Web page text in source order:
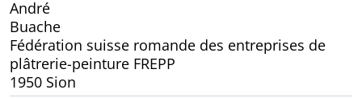
André
Buache
Fédération suisse romande des entreprises de
plâtrerie-peinture FREPP
1950 Sion